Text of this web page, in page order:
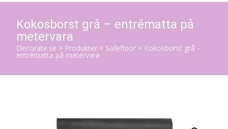
Kokosborst grå – entrématta på
metervara
Decorate.se > Produkter > Safefloor > Kokosborst grå –
entrématta på metervara